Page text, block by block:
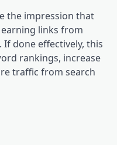
the impression that
links from
done effectively, this
rankings, increase
traffic from search